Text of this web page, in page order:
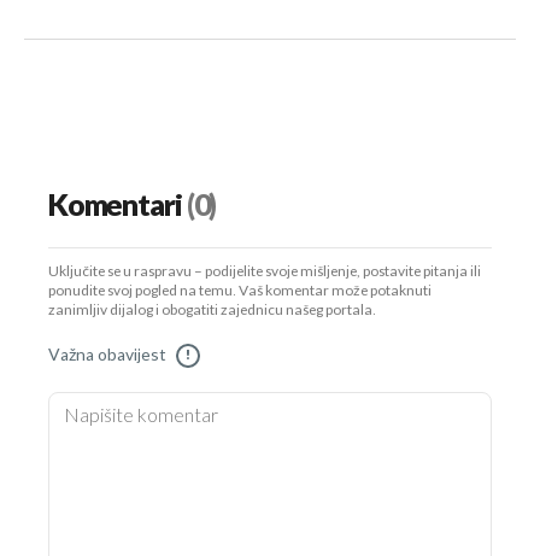
Komentari(0)
Uključite se u raspravu – podijelite svoje mišljenje, postavite pitanja ili
ponudite svoj pogled na temu. Vaš komentar može potaknuti
zanimljiv dijalog i obogatiti zajednicu našeg portala.
Važna obavijest !